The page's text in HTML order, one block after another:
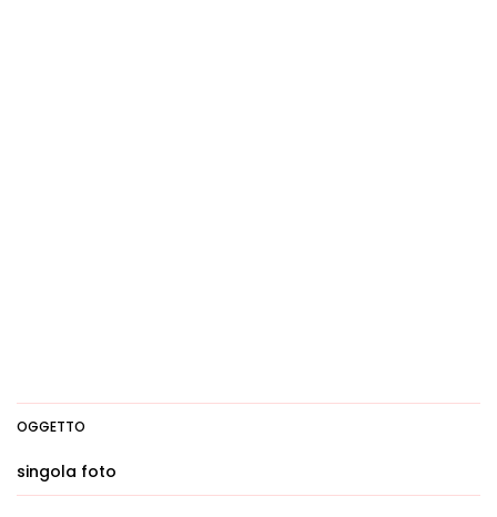
OGGETTO
singola foto